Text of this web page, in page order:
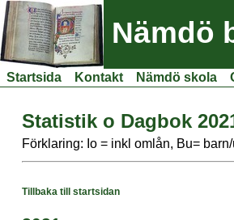
Nämdö
Startsida Kontakt Nämdö skola
Statistik o Dagbok
Förklaring: Io = inkl omlån, Bu=
Tillbaka till startsidan